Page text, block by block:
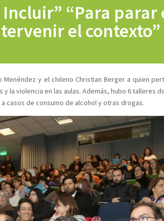
“Para
el contexto”
y el chileno Christian Berger a quien
la violencia en las aulas. Además, hubo 6 talleres
casos de consumo de alcohol y otras drogas.